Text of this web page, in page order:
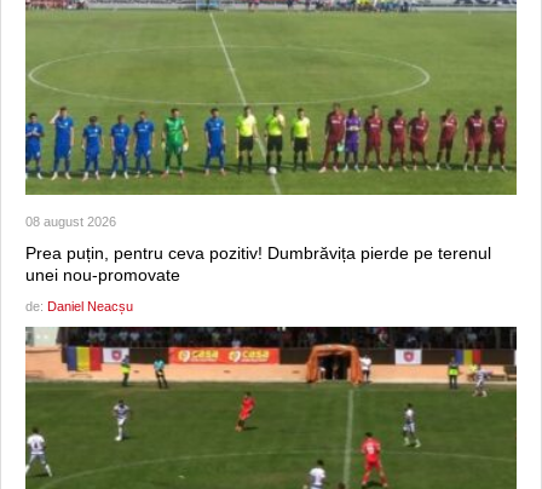
08 august 2026
Prea puțin, pentru ceva pozitiv! Dumbrăvița pierde pe terenul
unei nou-promovate
de: Daniel Neacșu